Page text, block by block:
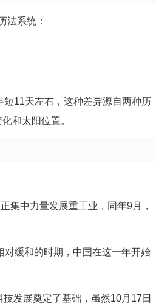
法系统：
11天左右，这种差异源自两种历
和太阳位置。
集中力量发展重工业，同年9月，
对缓和的时期，中国在这一年开始
发展奠定了基础，虽然10月17日